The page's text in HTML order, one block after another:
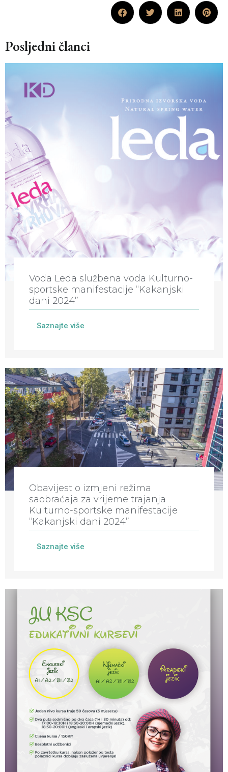
Posljedni članci
Voda Leda službena voda Kulturno-
sportske manifestacije “Kakanjski
dani 2024”
Saznajte više
Obavijest o izmjeni režima
saobraćaja za vrijeme trajanja
Kulturno-sportske manifestacije
“Kakanjski dani 2024”
Saznajte više